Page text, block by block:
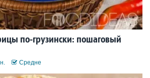
по-грузински: пошаговый
Средне